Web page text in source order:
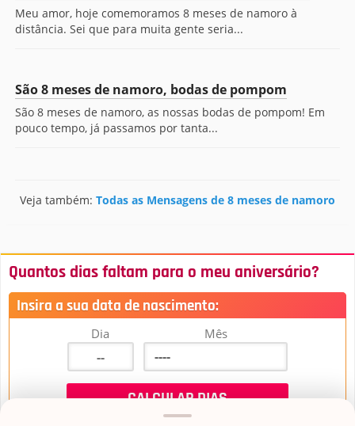
Meu amor, hoje comemoramos 8 meses de namoro à
distância. Sei que para muita gente seria...
São 8 meses de namoro, bodas de pompom
São 8 meses de namoro, as nossas bodas de pompom! Em
pouco tempo, já passamos por tanta...
Veja também: Todas as Mensagens de 8 meses de namoro
Quantos dias faltam para o meu aniversário?
Insira a sua data de nascimento:
Dia Mês